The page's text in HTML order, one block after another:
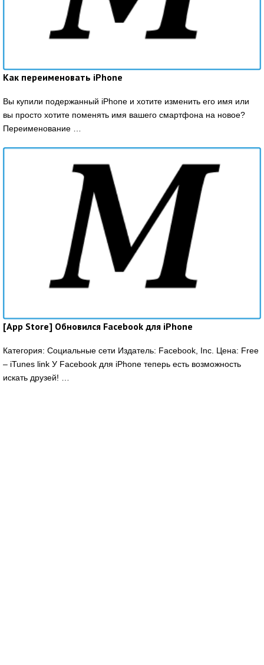
Как переименовать iPhone
Вы купили подержанный iPhone и хотите изменить его имя или
вы просто хотите поменять имя вашего смартфона на новое?
Переименование …
[App Store] Обновился Facebook для iPhone
Категория: Социальные сети Издатель: Facebook, Inc. Цена: Free
– iTunes link У Facebook для iPhone теперь есть возможность
искать друзей! …